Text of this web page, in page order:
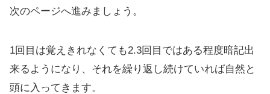
次のページへ進みましょう。
1回目は覚えきれなくても2.3回目ではある程度暗記出
来るようになり、それを繰り返し続けていれば自然と
頭に入ってきます。